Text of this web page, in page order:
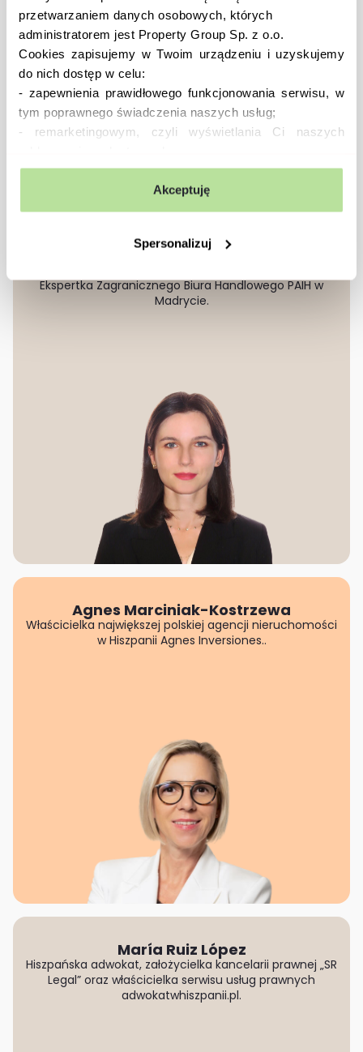
przetwarzaniem danych osobowych, których
administratorem jest Property Group Sp. z o.o.
Cookies zapisujemy w Twoim urządzeniu i uzyskujemy
do nich dostęp w celu:
- zapewnienia prawidłowego funkcjonowania serwisu, w
tym poprawnego świadczenia naszych usług;
- remarketingowym, czyli wyświetlania Ci naszych
- analizy zachowań użytkowników w celu ich lepszego
zrozumienia i optymalizacji serwisu.
W tych celach przetwarzamy Twoje dane osobowe
podstawie naszego prawnie uzasadnionego interesu (art.
Wykorzystujemy pliki cookies własne oraz naszych
prawach znajdziesz w naszejpolityce prywatności
Zgodę możesz wycofać w dowolnym momencie
zmieniając ustawienia.
Akceptuję
Spersonalizuj
Zarządzanie hiszpańską nieruchomością z
Polski
Poznaj naszych ekspertów
Naszego e-booka przygotowaliśmy
we współpracy z najlepszymi ekspertami
Ekspertka Zagranicznego Biura Handlowego PAIH w
Madrycie.
Agnes Marciniak-Kostrzewa
Właścicielka największej polskiej agencji nieruchomości
w Hiszpanii Agnes Inversiones..
María Ruiz López
Hiszpańska adwokat, założycielka kancelarii prawnej „SR
Legal” oraz właścicielka serwisu usług prawnych
adwokatwhiszpanii.pl.